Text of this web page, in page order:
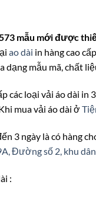
mẫu mới được
ao dài in hàng cao
dạng mẫu mã, chất
các loại vải áo dài in
mua vải áo dài ở
3 ngày là có hàng
Đường số 2, khu
: